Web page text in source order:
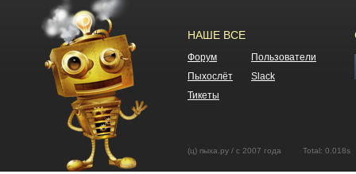
НАШЕ ВСЕ
Форум
Пользователи
Пыхослёт
Slack
Тикеты
(ц) пыха.ру / с 2007 года Total: